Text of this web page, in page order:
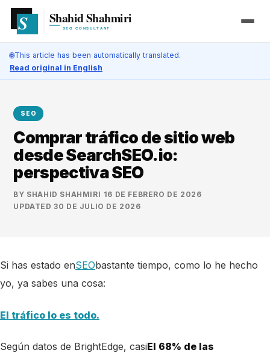
🌐This article has been automatically translated.
Read original in English
SEO
Comprar tráfico de sitio web
desde SearchSEO.io:
perspectiva SEO
BY SHAHID SHAHMIRI 16 DE FEBRERO DE 2026
UPDATED30 DE JULIO DE 2026
Si has estado enSEObastante tiempo, como lo he hecho
yo, ya sabes una cosa:
El tráfico lo es todo.
Según datos de BrightEdge, casiEl 68% de las